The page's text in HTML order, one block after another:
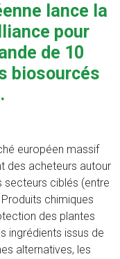
lance la
pour
de 10
biosourcés
européen massif
des acheteurs autour
secteurs ciblés (entre
chimiques
des plantes
ingrédients issus de
alternatives, les